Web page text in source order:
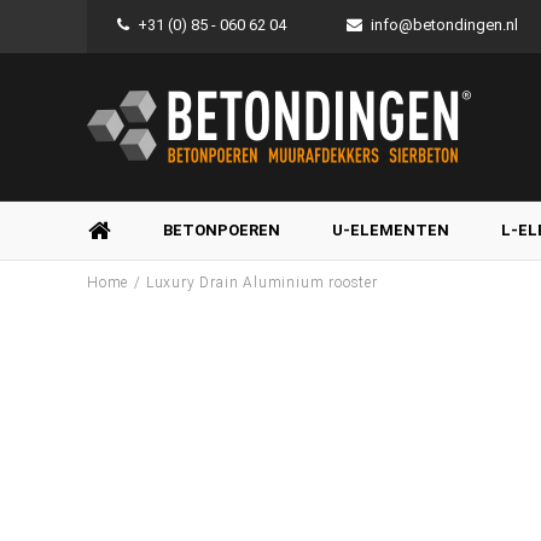
+31 (0) 85 - 060 62 04 info@betondingen.nl
BETONPOEREN U-ELEMENTEN L-
Home / Luxury Drain Aluminium rooster